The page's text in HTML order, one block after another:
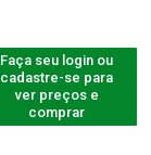
Faça seu login ou
cadastre-se para
ver preços e
comprar